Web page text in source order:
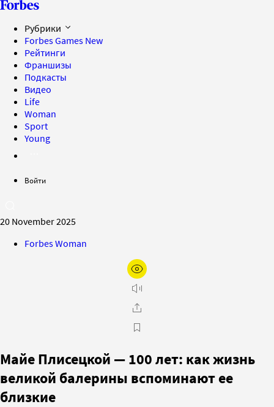
Рубрики
Forbes Games New
Рейтинги
Франшизы
Подкасты
Видео
Life
Woman
Sport
Young
Войти
20 November 2025
Forbes Woman
Майе Плисецкой — 100 лет: как жизнь
великой балерины вспоминают ее
близкие